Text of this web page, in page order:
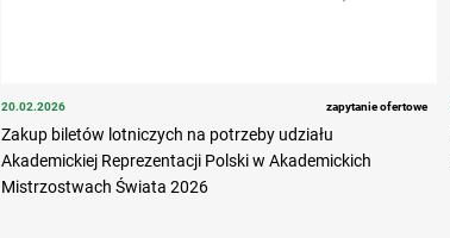
20.02.2026 zapytanie ofertowe
Zakup biletów lotniczych na potrzeby udziału
Akademickiej Reprezentacji Polski w Akademickich
Mistrzostwach Świata 2026